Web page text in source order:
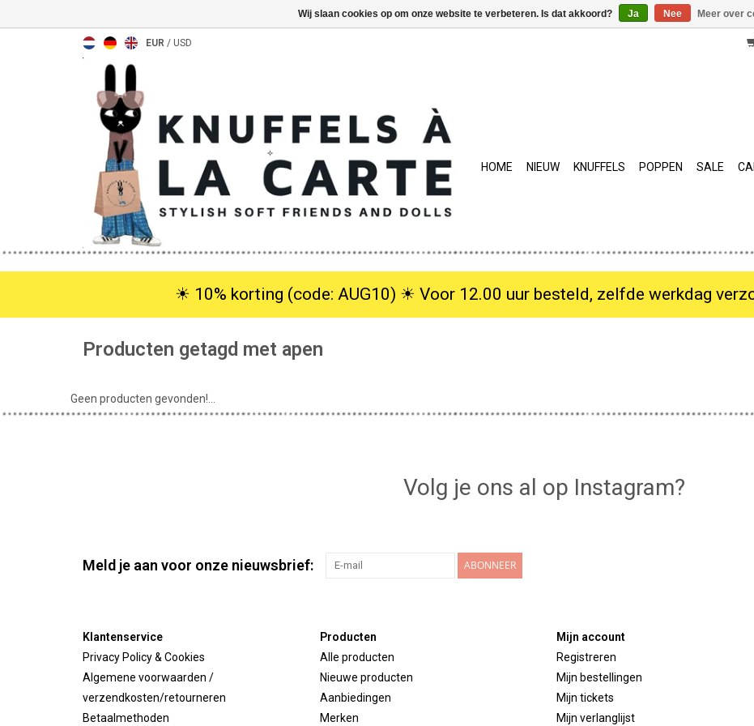
EUR / USD
HOME NIEUW KNUFFELS POPPEN SALE
☀︎ 10% korting (code: AUG10) ☀︎ Voor 12.00 uur besteld, zelfde werkdag verzonden
Producten getagd met apen
Geen producten gevonden!...
Volg je ons al op Instagram?
Meld je aan voor onze nieuwsbrief: ABONNEER
Klantenservice
Privacy Policy & Cookies
Algemene voorwaarden /
verzendkosten/retourneren
Betaalmethoden
Producten
Alle producten
Nieuwe producten
Aanbiedingen
Merken
Mijn account
Registreren
Mijn bestellingen
Mijn tickets
Mijn verlanglijst
Wij slaan cookies op om onze website te verbeteren. Is dat akkoord? Ja Nee Meer over